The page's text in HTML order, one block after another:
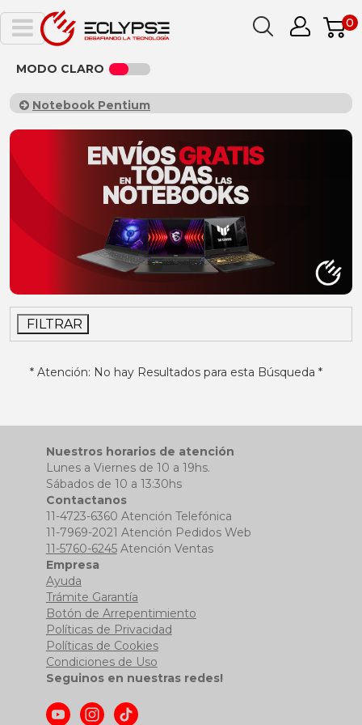
0
MODO CLARO
Notebook Pentium
FILTRAR
* Atención: No hay Resultados para esta Búsqueda *
Nuestros horarios de atención
Lunes a Viernes de 10 a 19hs.
Sábados de 10 a 13:30hs
Contactanos
11-4723-6360 Atención Telefónica
11-7969-2021 Atención Pedidos Web
11-5760-6245Atención Ventas
Empresa
Ayuda
Trámite Garantía
Botón de Arrepentimiento
Políticas de Privacidad
Políticas de Cookies
Condiciones de Uso
Seguinos en nuestras redes!